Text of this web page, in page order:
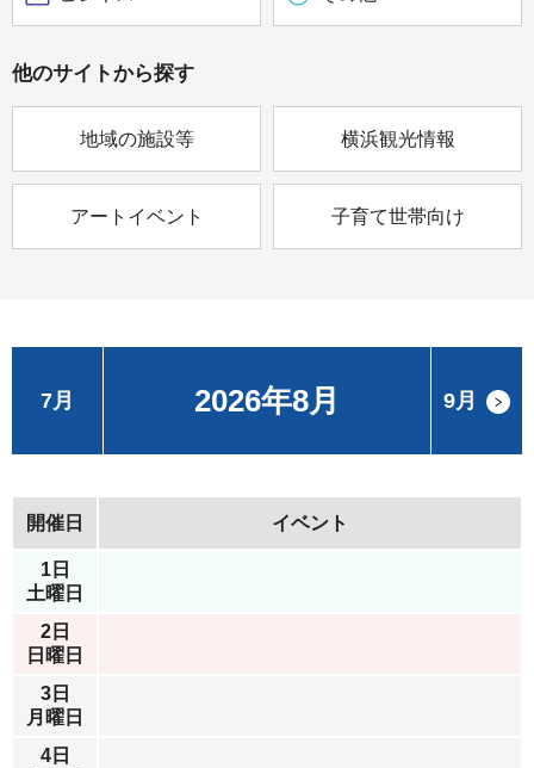
他のサイトから探す
地域の施設等 横浜観光情報
アートイベント 子育て世帯向け
2026年8月
7月 9月
開催日 イベント
1日
土曜日
2日
日曜日
3日
月曜日
4日